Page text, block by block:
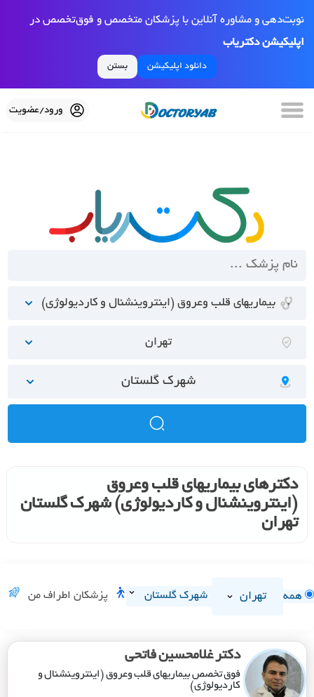
نوبت‌دهی و مشاوره آنلاین با پزشکان متخصص و فوق‌تخصص در
اپلیکیشن دکتریاب
دانلود اپلیکیشن بستن
ورود/عضویت
بیماریهای قلب وعروق (اینتروینشنال و کاردیولوژی)
تهران
شهرک گلستان
دکترهای بیماریهای قلب وعروق
(اینتروینشنال و کاردیولوژی) شهرک گلستان
تهران
همه تهران شهرک گلستان پزشکان اطراف من
دکتر غلامحسین فاتحی
فوق تخصص بیماریهای قلب وعروق (اینتروینشنال و
کاردیولوژی)